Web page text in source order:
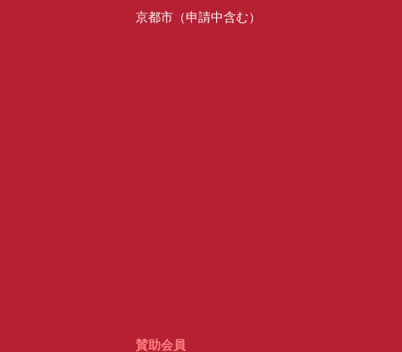
京都市（申請中含む）
賛助会員